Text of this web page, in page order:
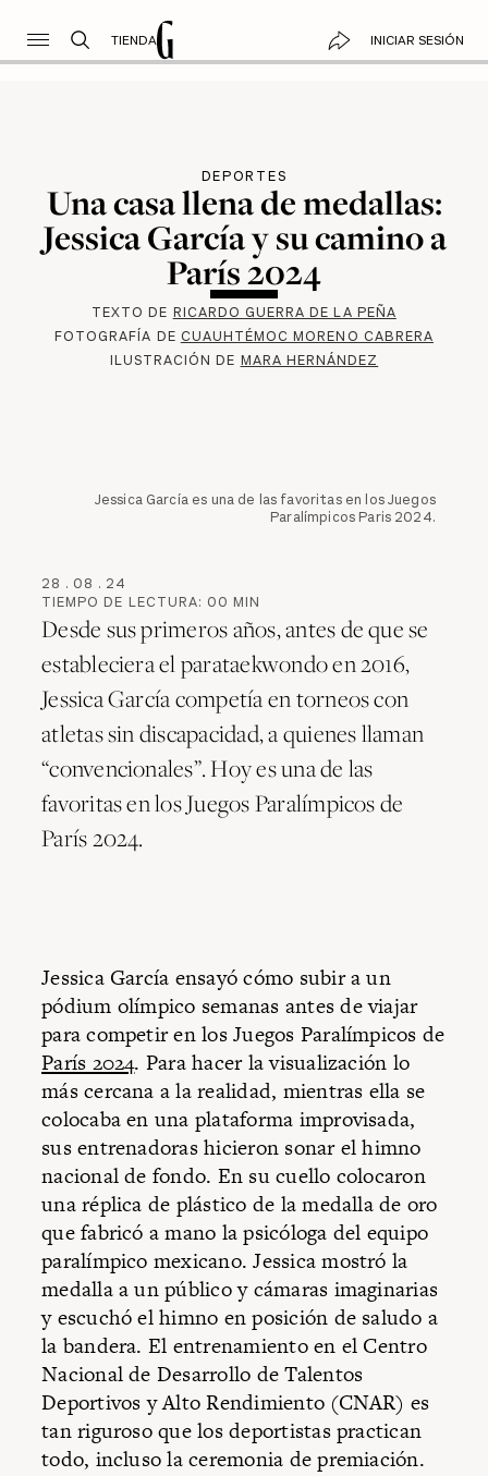
TIENDA INICIAR SESIÓN
DEPORTES
Una casa llena de medallas:
Jessica García y su camino a
París 2024
TEXTO DE RICARDO GUERRA DE LA PEÑA
FOTOGRAFÍA DE CUAUHTÉMOC MORENO CABRERA
ILUSTRACIÓN DE MARA HERNÁNDEZ
Jessica García es una de las favoritas en los Juegos
Paralímpicos Paris 2024.
28 . 08 . 24
TIEMPO DE LECTURA: 00 MIN
Desde sus primeros años, antes de que se
estableciera el parataekwondo en 2016,
Jessica García competía en torneos con
atletas sin discapacidad, a quienes llaman
“convencionales”. Hoy es una de las
favoritas en los Juegos Paralímpicos de
París 2024.
Jessica García ensayó cómo subir a un
pódium olímpico semanas antes de viajar
para competir en los Juegos Paralímpicos de
París 2024. Para hacer la visualización lo
más cercana a la realidad, mientras ella se
colocaba en una plataforma improvisada,
sus entrenadoras hicieron sonar el himno
nacional de fondo. En su cuello colocaron
una réplica de plástico de la medalla de oro
que fabricó a mano la psicóloga del equipo
paralímpico mexicano. Jessica mostró la
medalla a un público y cámaras imaginarias
y escuchó el himno en posición de saludo a
la bandera. El entrenamiento en el Centro
Nacional de Desarrollo de Talentos
Deportivos y Alto Rendimiento (CNAR) es
tan riguroso que los deportistas practican
todo, incluso la ceremonia de premiación.